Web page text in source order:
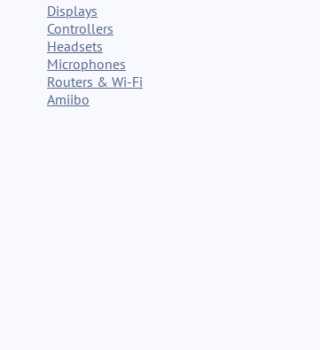
Displays
Controllers
Headsets
Microphones
Routers & Wi-Fi
Amiibo